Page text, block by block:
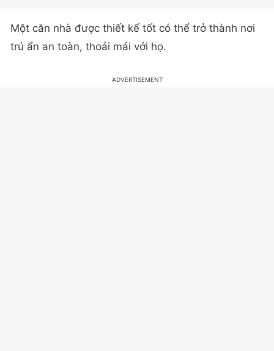
Một căn nhà được thiết kế tốt có thể trở thành nơi
trú ẩn an toàn, thoải mái với họ.